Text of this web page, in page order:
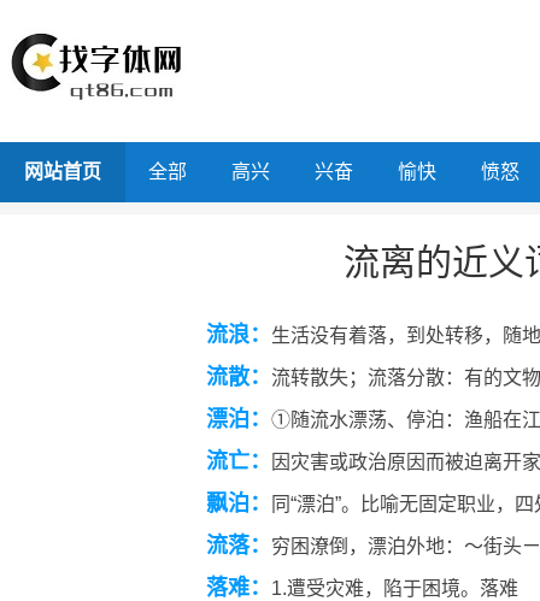
网站首页 全部 高兴 兴奋 愉快 愤怒
流离的近义
流浪： 生活没有着落，到处转移，随
流散： 流转散失；流落分散：有的文
漂泊： ①随流水漂荡、停泊：渔船在
流亡： 因灾害或政治原因而被迫离开
飘泊： 同“漂泊”。比喻无固定职业，
流落： 穷困潦倒，漂泊外地：～街头
落难： 1.遭受灾难，陷于困境。落难